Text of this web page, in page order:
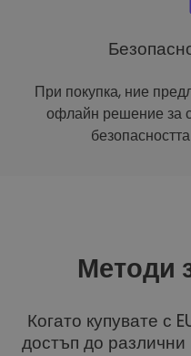
При покупка, ние
офлайн решение за
Методи
Когато купувате с
достъп до